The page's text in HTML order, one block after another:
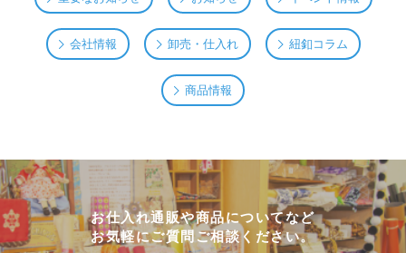
会社情報 卸売・仕入れ 紐釦コラム
商品情報
お仕入れ通販や商品についてなど
お気軽にご質問ご相談ください。